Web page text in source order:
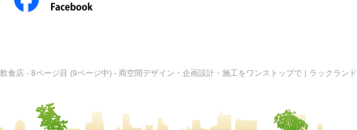
飲食店 - 8ページ目 (9ページ中) - 商空間デザイン・企画設計・施工をワンストップで | ラックラン